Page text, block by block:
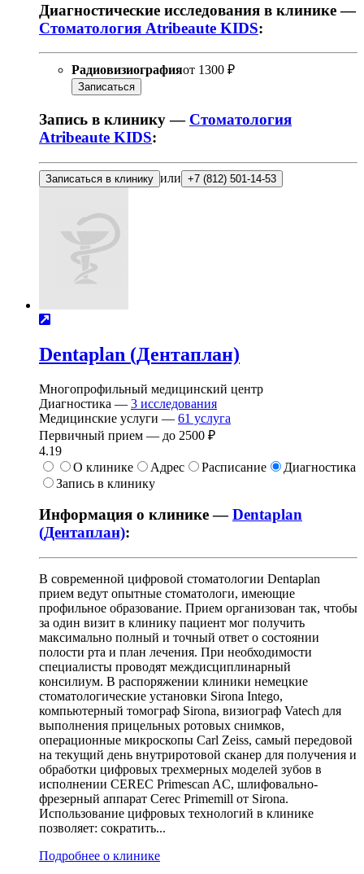
Диагностические исследования в клинике —
Стоматология Atribeaute KIDS:
Радиовизиографияот 1300 ₽
Записаться
Запись в клинику — Стоматология
Atribeaute KIDS:
Записаться в клинику или +7 (812) 501-14-53
Dentaplan (Дентаплан)
Многопрофильный медицинский центр
Диагностика — 3 исследования
Медицинские услуги — 61 услуга
Первичный прием — до 2500 ₽
4.19
О клинике
Адрес Расписание
Диагностика
Запись в клинику
Информация о клинике —Dentaplan
(Дентаплан):
В современной цифровой стоматологии Dentaplan
прием ведут опытные стоматологи, имеющие
профильное образование. Прием организован так, чтобы
за один визит в клинику пациент мог получить
максимально полный и точный ответ о состоянии
полости рта и план лечения. При необходимости
специалисты проводят междисциплинарный
консилиум. В распоряжении клиники немецкие
стоматологические установки Sirona Intego,
компьютерный томограф Sirona, визиограф Vatech для
выполнения прицельных ротовых снимков,
операционные микроскопы Carl Zeiss, самый передовой
на текущий день внутриротовой сканер для получения и
обработки цифровых трехмерных моделей зубов в
исполнении CEREC Primescan AC, шлифовально-
фрезерный аппарат Cerec Primemill от Sirona.
Использование цифровых технологий в клинике
позволяет: сократить...
Подробнее о клинике